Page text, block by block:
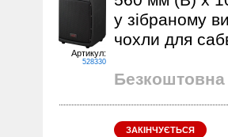
Артикул:
528330
у зібраному
чохли для
Безкоштовна
ЗАКІНЧУЄТЬСЯ